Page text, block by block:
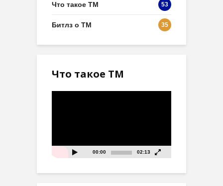
Что такое ТМ 53
Битлз о ТМ 35
Что такое ТМ
00:00 02:13